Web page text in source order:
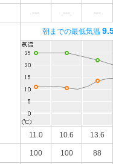
--- --- ---
朝までの最低気温
11.0 10.6 13.6
100 100 88